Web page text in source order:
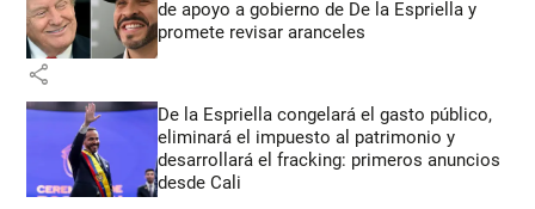
de apoyo a gobierno de De la Espriella y
promete revisar aranceles
share
De la Espriella congelará el gasto público,
eliminará el impuesto al patrimonio y
desarrollará el fracking: primeros anuncios
desde Cali